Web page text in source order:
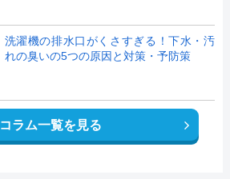
洗濯機の排水口がくさすぎる！下水・汚
れの臭いの5つの原因と対策・予防策
コラム一覧を見る